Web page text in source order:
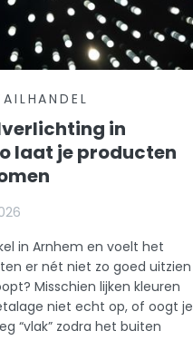
Services
19 A 2
care
52
13
36
AWI
61
Zweers
in
laat je producten
in Arnhem en voelt het
er nét niet zo goed uitzien
Misschien lijken kleuren
niet echt op, of oogt je
“vlak” zodra het buiten